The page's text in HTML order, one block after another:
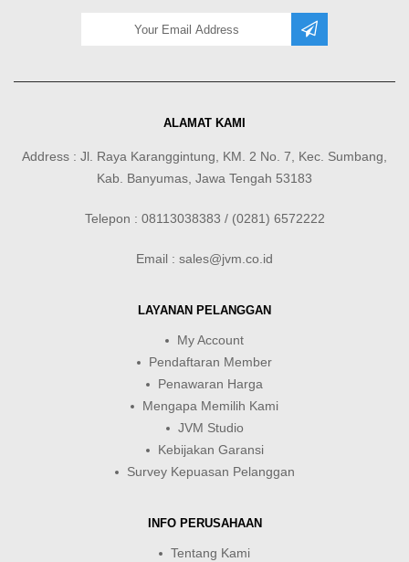
ALAMAT KAMI
Address : Jl. Raya Karanggintung, KM. 2 No. 7, Kec. Sumbang,
Kab. Banyumas, Jawa Tengah 53183
Telepon : 08113038383 / (0281) 6572222
Email : sales@jvm.co.id
LAYANAN PELANGGAN
My Account
Pendaftaran Member
Penawaran Harga
Mengapa Memilih Kami
JVM Studio
Kebijakan Garansi
Survey Kepuasan Pelanggan
INFO PERUSAHAAN
Tentang Kami